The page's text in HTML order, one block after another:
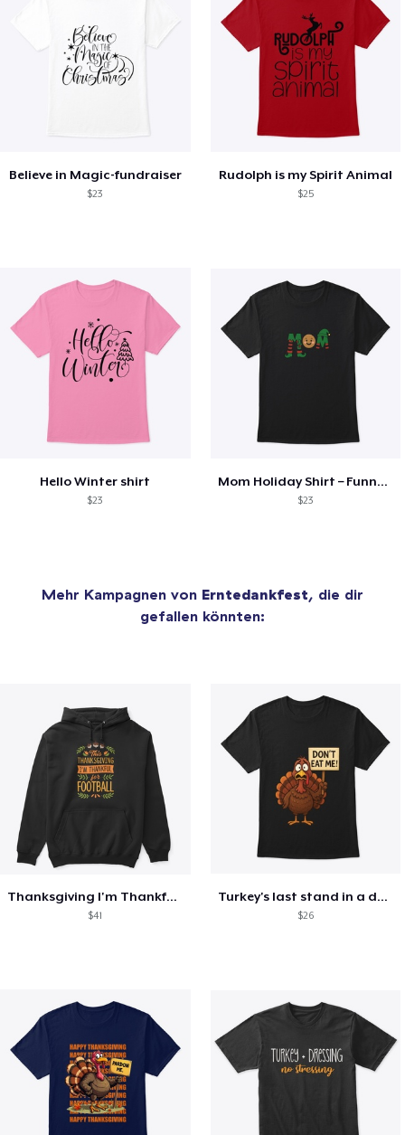
Believe in Magic-fundraiser
$23
Rudolph is my Spirit Animal
$25
Hello Winter shirt
$23
Mom Holiday Shirt – Funny Christmas Tee
$23
Mehr Kampagnen von Erntedankfest, die dir
gefallen könnten:
Thanksgiving I'm Thankful For Football
$41
Turkey's last stand in a design
$26